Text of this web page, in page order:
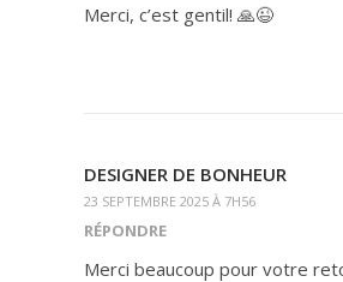
Merci, c’est gentil! 🙏😉
DESIGNER DE BONHEUR
23 SEPTEMBRE 2025 À 7H56
RÉPONDRE
Merci beaucoup pour votre